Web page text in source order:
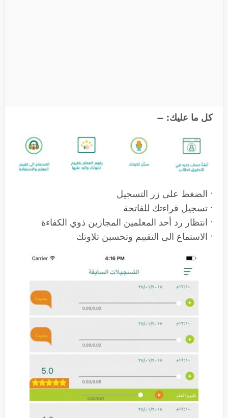
كل ما عليك: –
• الضغط على زر التسجيل
• تسجيل قراءتك للفاتحة
• انتظار رد أحد المعلمين المجازين ذوي الكفاءة
• الاستماع الى التقييم وتحسين تلاوتك